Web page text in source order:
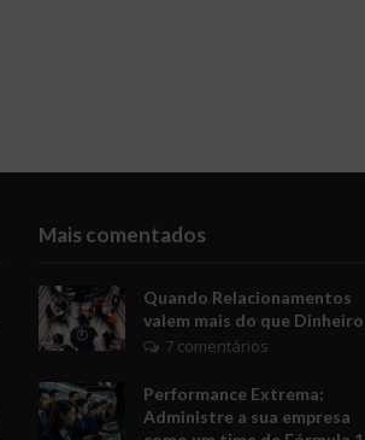
Mais comentados
Quando Relacionamentos
valem mais do que Dinheiro
7 comentários
Performance Extrema:
Administre a sua empresa